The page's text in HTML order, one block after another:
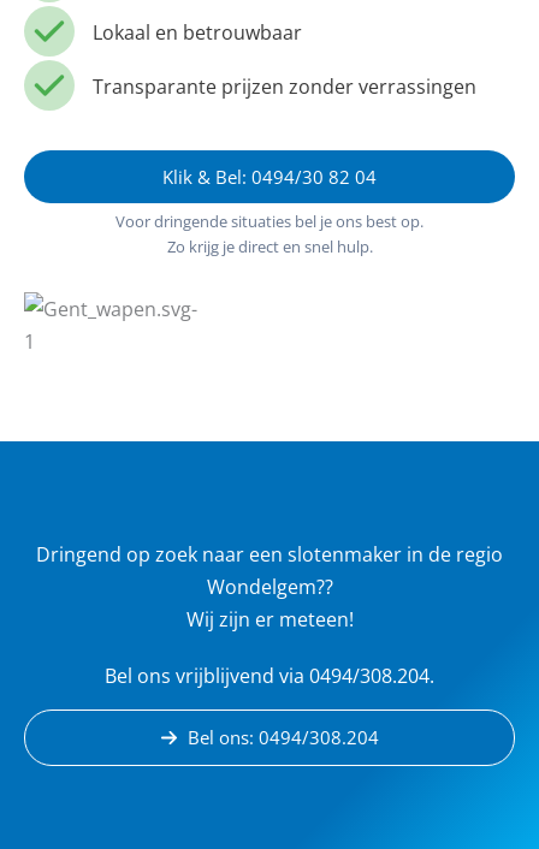
Lokaal en betrouwbaar
Transparante prijzen zonder verrassingen
Klik & Bel: 0494/30 82 04
Voor dringende situaties bel je ons best op.
Zo krijg je direct en snel hulp.
Dringend op zoek naar een slotenmaker in de regio
Wondelgem??
Wij zijn er meteen!
Bel ons vrijblijvend via 0494/308.204.
Bel ons: 0494/308.204